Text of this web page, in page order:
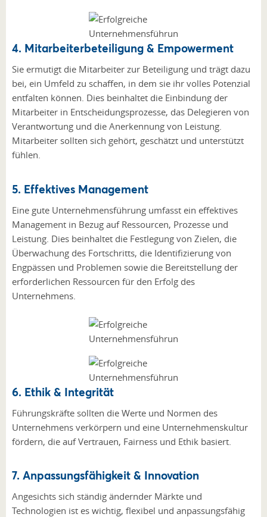
4. Mitarbeiterbeteiligung & Empowerment
Sie ermutigt die Mitarbeiter zur Beteiligung und trägt dazu
bei, ein Umfeld zu schaffen, in dem sie ihr volles Potenzial
entfalten können. Dies beinhaltet die Einbindung der
Mitarbeiter in Entscheidungsprozesse, das Delegieren von
Verantwortung und die Anerkennung von Leistung.
Mitarbeiter sollten sich gehört, geschätzt und unterstützt
fühlen.
5. Effektives Management
Eine gute Unternehmensführung umfasst ein effektives
Management in Bezug auf Ressourcen, Prozesse und
Leistung. Dies beinhaltet die Festlegung von Zielen, die
Überwachung des Fortschritts, die Identifizierung von
Engpässen und Problemen sowie die Bereitstellung der
erforderlichen Ressourcen für den Erfolg des
Unternehmens.
6. Ethik & Integrität
Führungskräfte sollten die Werte und Normen des
Unternehmens verkörpern und eine Unternehmenskultur
fördern, die auf Vertrauen, Fairness und Ethik basiert.
7. Anpassungsfähigkeit & Innovation
Angesichts sich ständig ändernder Märkte und
Technologien ist es wichtig, flexibel und anpassungsfähig